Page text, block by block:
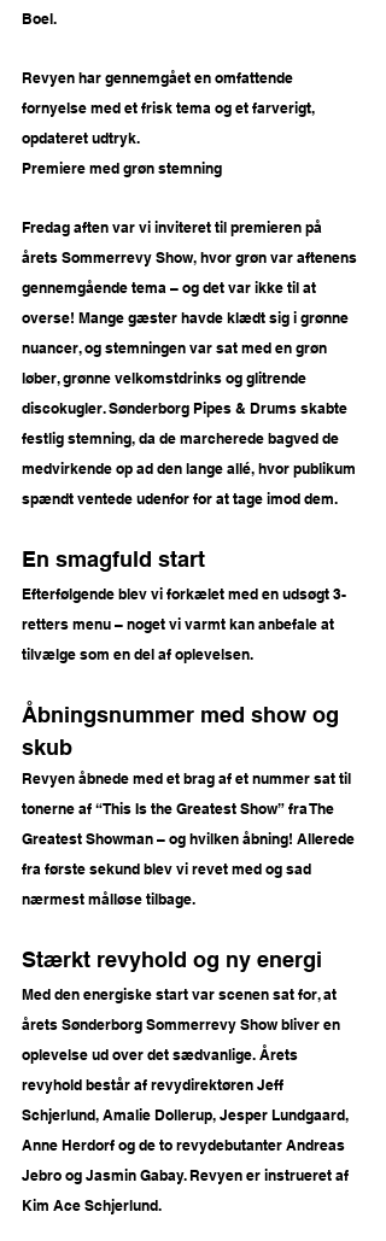
Boel.
Revyen har gennemgået en omfattende
fornyelse med et frisk tema og et farverigt,
opdateret udtryk.
Premiere med grøn stemning
Fredag aften var vi inviteret til premieren på
årets Sommerrevy Show, hvor grøn var aftenens
gennemgående tema – og det var ikke til at
overse! Mange gæster havde klædt sig i grønne
nuancer, og stemningen var sat med en grøn
løber, grønne velkomstdrinks og glitrende
discokugler. Sønderborg Pipes & Drums skabte
festlig stemning, da de marcherede bagved de
medvirkende op ad den lange allé, hvor publikum
spændt ventede udenfor for at tage imod dem.
En smagfuld start
Efterfølgende blev vi forkælet med en udsøgt 3-
retters menu – noget vi varmt kan anbefale at
tilvælge som en del af oplevelsen.
Åbningsnummer med show og
skub
Revyen åbnede med et brag af et nummer sat til
tonerne af “This Is the Greatest Show” fra The
Greatest Showman – og hvilken åbning! Allerede
fra første sekund blev vi revet med og sad
nærmest målløse tilbage.
Stærkt revyhold og ny energi
Med den energiske start var scenen sat for, at
årets Sønderborg Sommerrevy Show bliver en
oplevelse ud over det sædvanlige. Årets
revyhold består af revydirektøren Jeff
Schjerlund, Amalie Dollerup, Jesper Lundgaard,
Anne Herdorf og de to revydebutanter Andreas
Jebro og Jasmin Gabay. Revyen er instrueret af
Kim Ace Schjerlund.